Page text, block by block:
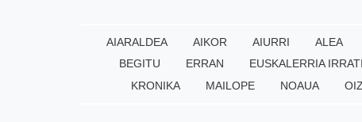
AIARALDEA AIKOR AIURRI ALEA
BEGITU
ERRAN EUSKALERRIA
KRONIKA
MAILOPE NOAUA